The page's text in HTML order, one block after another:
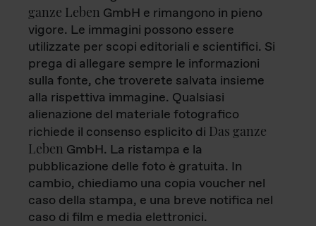
ganze Leben GmbH e rimangono in pieno
vigore. Le immagini possono essere
utilizzate per scopi editoriali e scientifici. Si
prega di allegare sempre le informazioni
sulla fonte, che troverete salvata insieme
alla rispettiva immagine. Qualsiasi
alienazione del materiale fotografico
richiede il consenso esplicito di Das ganze
Leben GmbH. La ristampa e la
pubblicazione delle foto è gratuita. In
cambio, chiediamo una copia voucher nel
caso della stampa, e una breve notifica nel
caso di film e media elettronici.